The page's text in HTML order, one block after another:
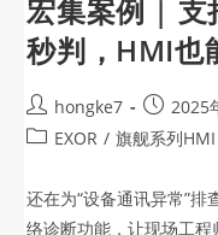
宏集案例 | 支
秒判，HMI也
hongke7
2025
EXOR / 旗舰系列HMI
还在为“设备通讯异常”
络诊断功能，让现场工